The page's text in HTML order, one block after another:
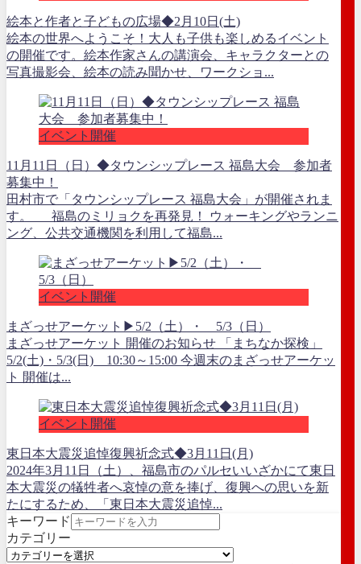
絵本と作者と子どもの広場◆2月10日(土)
絵本の世界へようこそ！大人も子供も楽しめるイベント
の開催です。絵本作家さんの講演会、キャラクターとの
写真撮影会、絵本の読み聞かせ、ワークショ...
イベント開催
11月11日（日）◆タウンシップレース 福島大会 参加者
募集中！
田村市で「タウンシップレース 福島大会」が開催されま
す。 福島のミリョクを再発見！ ウォーキングやランニ
ング、公共交通機関を利用して福島...
イベント開催
まざっせアーケット▶5/2（土）・ 5/3（日）
まざっせアーケット 開催のお知らせ 「まちなか探検」
5/2(土)・5/3(日) 10:30～15:00 今週末のまざっせアーケッ
ト 開催は...
イベント開催
東日本大震災追悼復興祈念式◆3月11日(月)
2024年3月11日（土）、福島市のパルセいいざかにて東日
本大震災の犠牲者へ哀悼の意を捧げ、復興への思いを新
たにするため、「東日本大震災追悼...
キーワード
カテゴリー